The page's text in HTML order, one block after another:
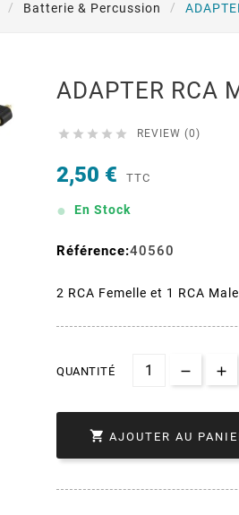
Batterie & Percussion
ADAPTER RCA
     REVIEW (0)
2,50 € TTC
En Stock
Référence:40560
2 RCA Femelle et 1 RCA
QUANTITÉ
 AJOUTER AU